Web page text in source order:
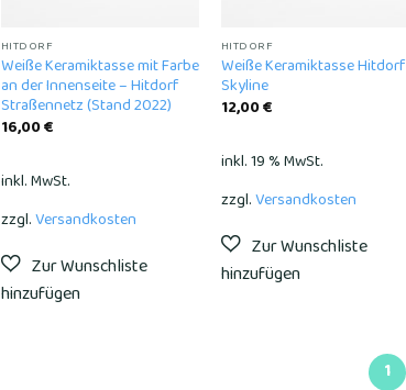
HITDORF
Weiße Keramiktasse mit Farbe
an der Innenseite – Hitdorf
Straßennetz (Stand 2022)
16,00€
inkl. MwSt.
zzgl.Versandkosten
HITDORF
Weiße Keramiktasse Hitdorf
Skyline
12,00€
inkl. 19 % MwSt.
zzgl.Versandkosten
1